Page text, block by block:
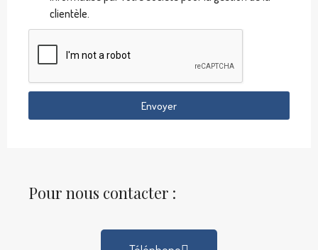
clientèle.
Envoyer
Pour nous contacter :